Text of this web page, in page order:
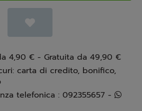
4,90 € - Gratuita da 49,90 €
carta di credito, bonifico,
Info e assistenza telefonica : 092355657 -